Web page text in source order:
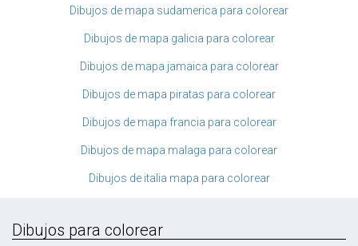
Dibujos de mapa sudamerica para colorear
Dibujos de mapa galicia para colorear
Dibujos de mapa jamaica para colorear
Dibujos de mapa piratas para colorear
Dibujos de mapa francia para colorear
Dibujos de mapa malaga para colorear
Dibujos de italia mapa para colorear
Dibujos para colorear